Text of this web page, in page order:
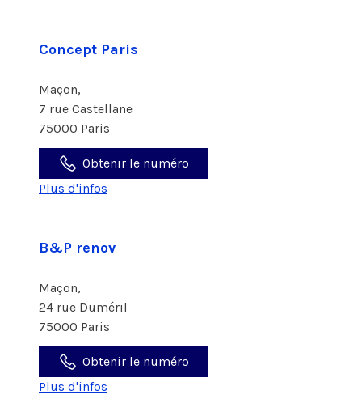
Concept Paris
Maçon,
7 rue Castellane
75000 Paris
Obtenir le numéro
Plus d'infos
B&P renov
Maçon,
24 rue Duméril
75000 Paris
Obtenir le numéro
Plus d'infos